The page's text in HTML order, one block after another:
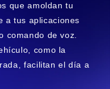
que amoldan tu
a tus aplicaciones
comando de voz.
como la
facilitan el día a